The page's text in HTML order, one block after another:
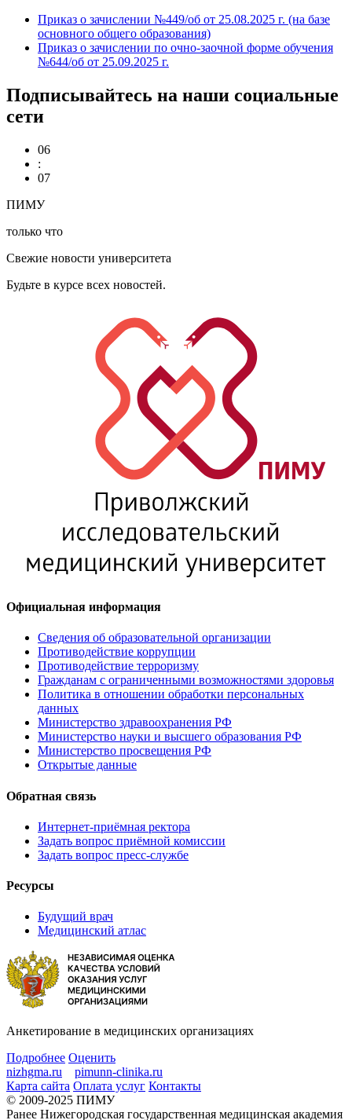
Приказ о зачислении №449/об от 25.08.2025 г. (на базе
основного общего образования)
Приказ о зачислении по очно-заочной форме обучения
№644/об от 25.09.2025 г.
Подписывайтесь на наши социальные
сети
06
:
07
ПИМУ
только что
Свежие новости университета
Будьте в курсе всех новостей.
Официальная информация
Сведения об образовательной организации
Противодействие коррупции
Противодействие терроризму
Гражданам с ограниченными возможностями здоровья
Политика в отношении обработки персональных
данных
Министерство здравоохранения РФ
Министерство науки и высшего образования РФ
Министерство просвещения РФ
Открытые данные
Обратная связь
Интернет-приёмная ректора
Задать вопрос приёмной комиссии
Задать вопрос пресс-службе
Ресурсы
Будущий врач
Медицинский атлас
Анкетирование в медицинских организациях
Подробнее Оценить
nizhgma.ru
pimunn-clinika.ru
Карта сайта Оплата услуг Контакты
© 2009-2025 ПИМУ
Ранее Нижегородская государственная медицинская академия